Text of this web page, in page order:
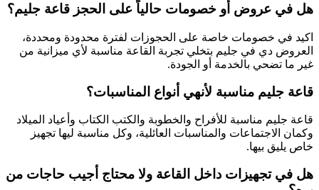
هل في عروض أو خصومات حالياً على الحجز قاعة جليم؟
اكيد في خصومات خاصة على الحجوزات لفترة محدودة ومحددة،
العروض دي في جليم بتخلي تجربة القاعة مناسبة لأي ميزانية من
غير ما تضحي بالخدمة أو الجودة.
قاعة جليم مناسبة لأنهي أنواع المناسبات؟
قاعة جليم مناسبة للأفراح والخطوبة والكتب الكتاب وأعياد الميلاد
وكمان الاجتماعات والمناسبات العائلية، وكل مناسبة ليها تجهيز
خاص يليق بيها.
هل في تجهيزات داخل القاعة ولا محتاج أجيب حاجات من